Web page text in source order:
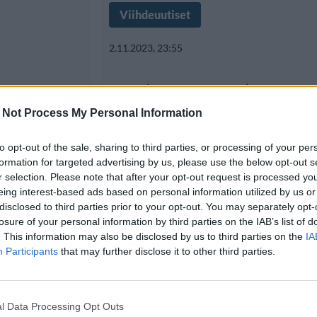
Not Process My Personal Information
opt-out of the sale, sharing to third parties, or processing of your
for targeted advertising by us, please use the below opt-out
selection. Please note that after your opt-out request is processed
interest-based ads based on personal information utilized by us
to third parties prior to your opt-out. You may separately
of your personal information by third parties on the IAB’s list of
This information may also be disclosed by us to third parties on the
Participants that may further disclose it to other third parties.
Data Processing Opt Outs
–
elokuuta,
Viihdeuutiset
2.11.2023, 23:55
Maluma saa
tyttöystävä
sukupuolen miehen
konsertissa
Maluma on kolumbialainen
hetkellä yksi suurimmista